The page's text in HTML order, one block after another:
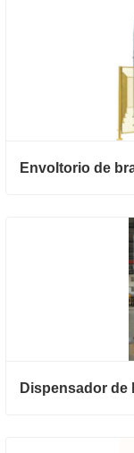
Envoltorio de
Dispensador